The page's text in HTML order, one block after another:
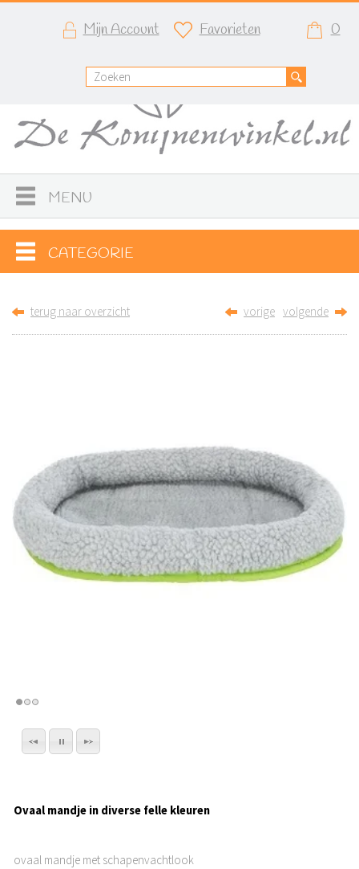
Mijn Account Favorieten 0
MENU
CATEGORIE
terug naar overzicht vorige volgende
Ovaal mandje in diverse felle kleuren
ovaal mandje met schapenvachtlook